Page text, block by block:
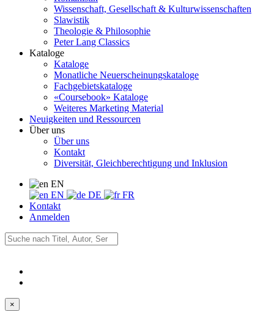
Wissenschaft, Gesellschaft & Kulturwissenschaften
Slawistik
Theologie & Philosophie
Peter Lang Classics
Kataloge
Kataloge
Monatliche Neuerscheinungskataloge
Fachgebietskataloge
«Coursebook» Kataloge
Weiteres Marketing Material
Neuigkeiten und Ressourcen
Über uns
Über uns
Kontakt
Diversität, Gleichberechtigung und Inklusion
EN
EN
DE
FR
Kontakt
Anmelden
×